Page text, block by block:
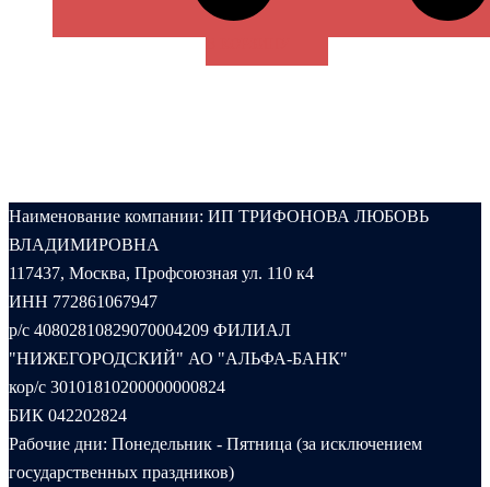
Наименование компании: ИП ТРИФОНОВА ЛЮБОВЬ
ВЛАДИМИРОВНА
117437, Москва, Профсоюзная ул. 110 к4
ИНН 772861067947
р/с 40802810829070004209 ФИЛИАЛ
"НИЖЕГОРОДСКИЙ" АО "АЛЬФА-БАНК"
кор/с 30101810200000000824
БИК 042202824
Рабочие дни: Понедельник - Пятница (за исключением
государственных праздников)